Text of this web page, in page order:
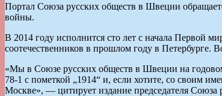
Портал Союза русских обществ в Швеции
войны.
В 2014 году исполнится сто лет с начала Первой
соотечественников в прошлом году в Петербурге.
«Мы в Союзе русских обществ в Швеции на
78-1 с пометкой „1914“ и, если хотите, со своим
Москве», — цитирует издание председателя